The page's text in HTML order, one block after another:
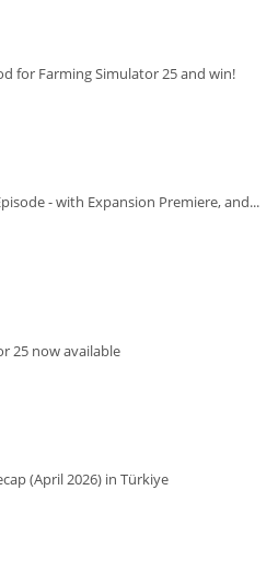
for Farming Simulator 25 and win!
- with Expansion Premiere, and...
25 now available
(April 2026) in Türkiye